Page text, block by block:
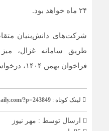
۲۴ ماه خواهد بود.
شرکت‌های دانش‌بنیان
طریق سامانه غزال،
فراخوان بهمن ۱۴۰۴، درخواست خود را ثبت کنند.
لینک کوتاه : ?p=243849
ارسال توسط : مهر نیوز